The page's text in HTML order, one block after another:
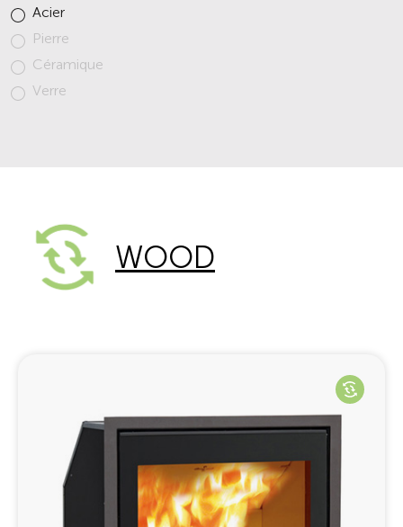
Acier
Pierre
Céramique
Verre
WOOD